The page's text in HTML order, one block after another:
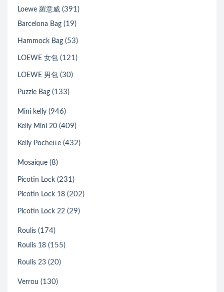
Loewe 羅意威 (391)
Barcelona Bag (19)
Hammock Bag (53)
LOEWE 女包 (121)
LOEWE 男包 (30)
Puzzle Bag (133)
Mini kelly (946)
Kelly Mini 20 (409)
Kelly Pochette (432)
Mosaique (8)
Picotin Lock (231)
Picotin Lock 18 (202)
Picotin Lock 22 (29)
Roulis (174)
Roulis 18 (155)
Roulis 23 (20)
Verrou (130)